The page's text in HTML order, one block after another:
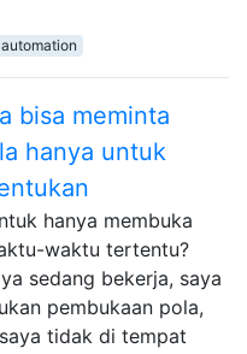
automation
bisa meminta
hanya untuk
hanya membuka
waktu tertentu?
sedang bekerja, saya
pembukaan pola,
tidak di tempat